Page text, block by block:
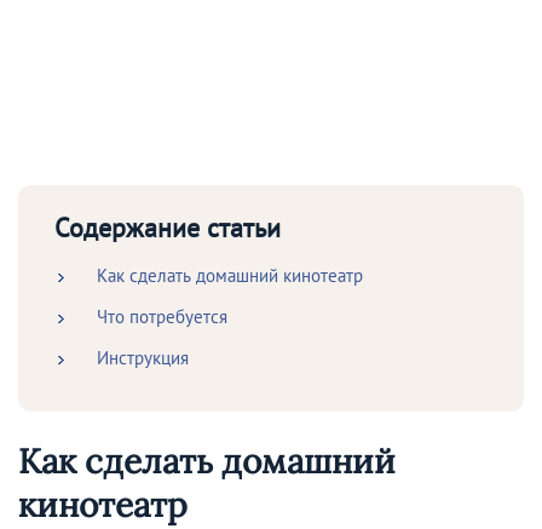
Содержание статьи
Как сделать домашний кинотеатр
Что потребуется
Инструкция
Как сделать домашний
кинотеатр